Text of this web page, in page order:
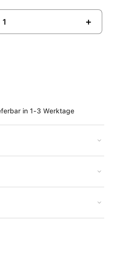
+
in 1-3 Werktage